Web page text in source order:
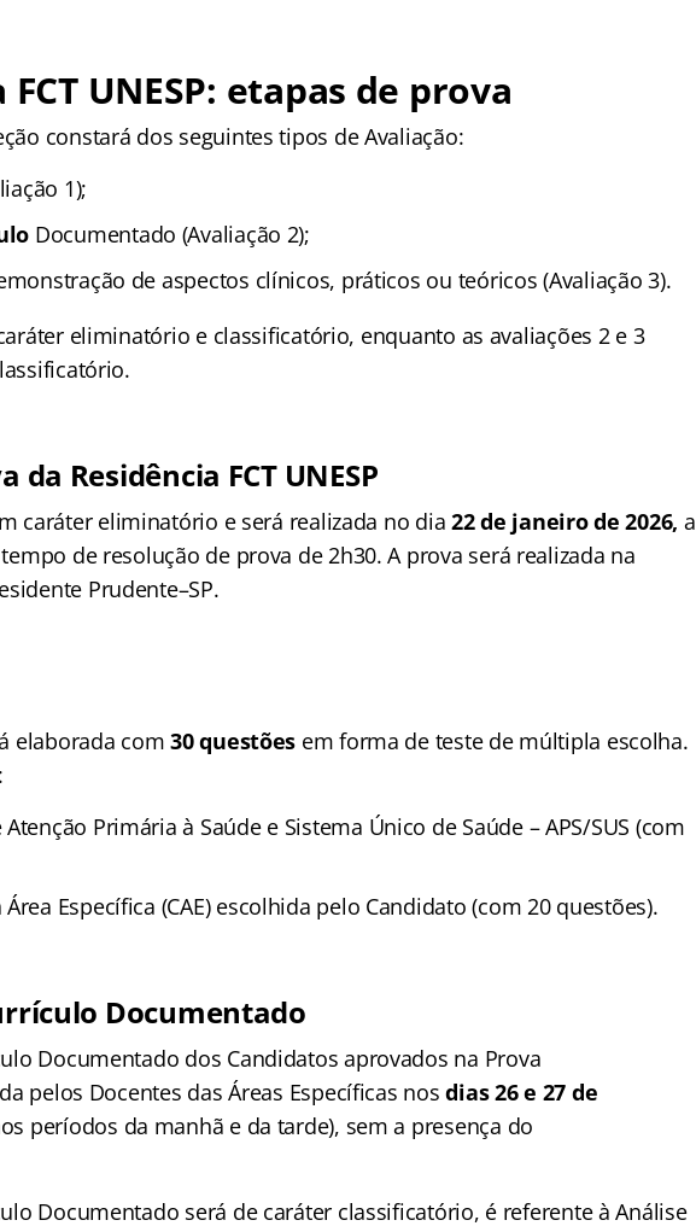
UNESP: etapas de prova
constará dos seguintes tipos de Avaliação:
1);
Documentado (Avaliação 2);
de aspectos clínicos, práticos ou teóricos (Avaliação 3).
eliminatório e classificatório, enquanto as avaliações 2 e 3
da Residência FCT UNESP
caráter eliminatório e será realizada no dia22 de janeiro de 2026, a
de resolução de prova de 2h30. A prova será realizada na
Prudente–SP.
elaborada com30 questões em forma de teste de múltipla escolha.
Primária à Saúde e Sistema Único de Saúde – APS/SUS (com
Específica (CAE) escolhida pelo Candidato (com 20 questões).
Documentado
Documentado dos Candidatos aprovados na Prova
pelos Docentes das Áreas Específicas nosdias 26 e 27 de
períodos da manhã e da tarde), sem a presença do
Documentado será de caráter classificatório, é referente à Análise